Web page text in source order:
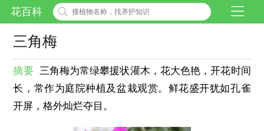
花百科
三角梅
摘要 三角梅为常绿攀援状灌木，花大色艳，开花时间
长，常作为庭院种植及盆栽观赏。鲜花盛开犹如孔雀
开屏，格外灿烂夺目。